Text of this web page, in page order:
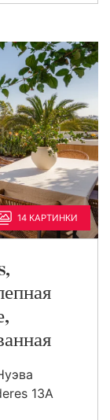
14 КАРТИНКИ
13A